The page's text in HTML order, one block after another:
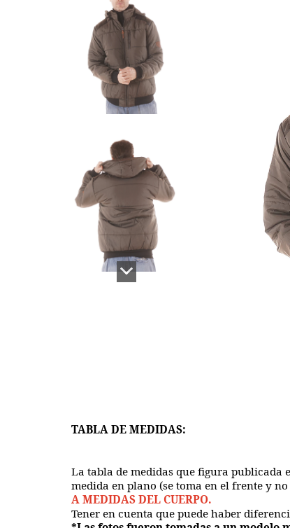
TABLA DE MEDIDAS:
La tabla de medidas que figura
medida en plano (se toma en el frente y
A MEDIDAS DEL CUERPO.
Tener en cuenta que puede haber